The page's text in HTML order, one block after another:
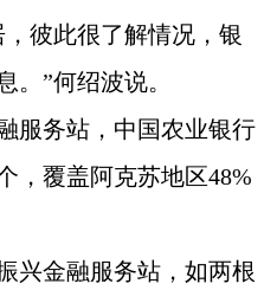
彼此很了解情况，银
。”何绍波说。
服务站，中国农业银行
，覆盖阿克苏地区48%
兴金融服务站，如两根